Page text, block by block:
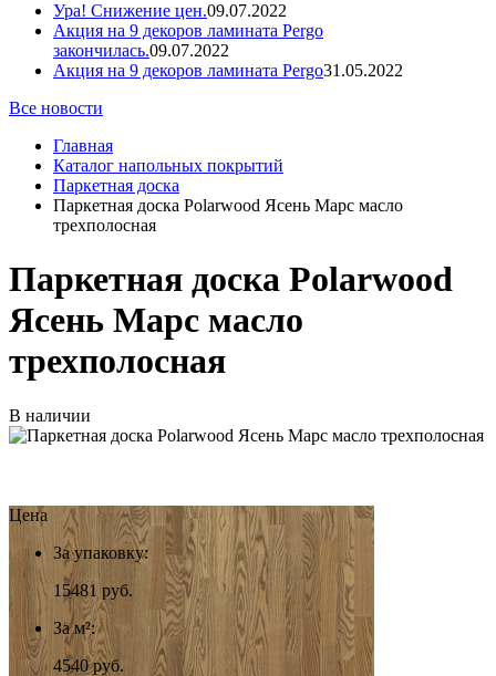
Ура! Снижение цен.09.07.2022
Акция на 9 декоров ламината Pergo
закончилась.09.07.2022
Акция на 9 декоров ламината Pergo31.05.2022
Все новости
Главная
Каталог напольных покрытий
Паркетная доска
Паркетная доска Polarwood Ясень Марс масло
трехполосная
Паркетная доска Polarwood
Ясень Марс масло
трехполосная
В наличии
Цена
За упаковку:
15481руб.
За м²:
4540 руб.